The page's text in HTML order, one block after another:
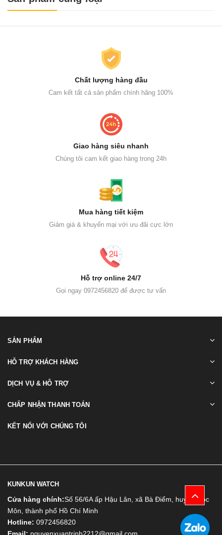
Chất lượng hàng đầu
Cam kết tất cả sản phẩm chính hãng 100%
Giao hàng siêu nhanh
Chúng tôi cam kết giao hàng trong 24h
Mua hàng tiết kiệm
Giảm giá & khuyến mại với ưu đãi cực lớn
Hỗ trợ online 24/7
Gọi ngay 0972456820 để được tư vấn
SẢN PHẨM
HỖ TRỢ KHÁCH HÀNG
DỊCH VỤ & HỖ TRỢ
CHẤP NHẬN THANH TOÁN
KẾT NỐI VỚI CHÚNG TÔI
KUNKUN WATCH
Cửa hàng chính:Số 56/6A ấp Hậu Lân, xã Bà Điểm, huyện Hóc
Môn, thành phố Hồ Chí Minh
Hotline: 0972456820